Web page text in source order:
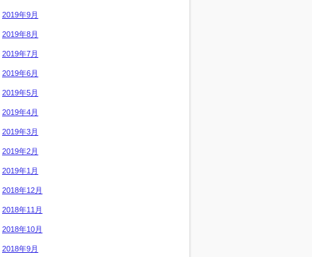
2019年9月
2019年8月
2019年7月
2019年6月
2019年5月
2019年4月
2019年3月
2019年2月
2019年1月
2018年12月
2018年11月
2018年10月
2018年9月